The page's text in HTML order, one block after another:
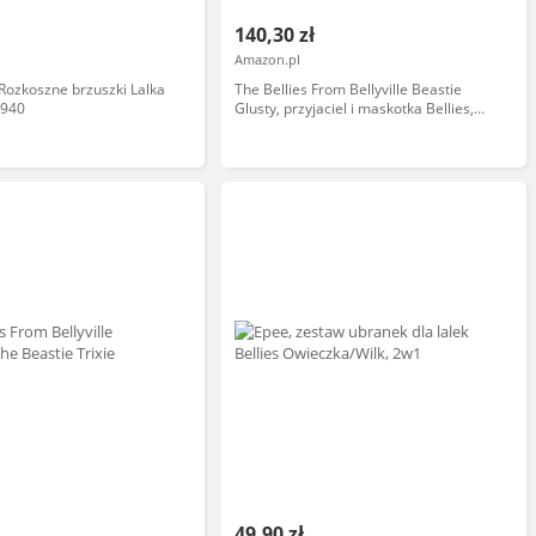
brzuszki Lalka
140,30 zł
Amazon.pl
The Bellies From Bellyville Beastie
Glusty, przyjaciel i maskotka Bellies,